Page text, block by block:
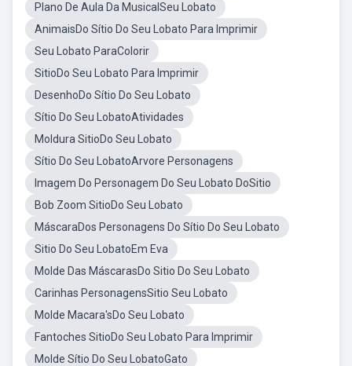
Plano De Aula Da MusicalSeu Lobato
AnimaisDo Sítio Do Seu Lobato Para Imprimir
Seu Lobato ParaColorir
SitioDo Seu Lobato Para Imprimir
DesenhoDo Sítio Do Seu Lobato
Sítio Do Seu LobatoAtividades
Moldura SitioDo Seu Lobato
Sítio Do Seu LobatoArvore Personagens
Imagem Do Personagem Do Seu Lobato DoSitio
Bob Zoom SitioDo Seu Lobato
MáscaraDos Personagens Do Sítio Do Seu Lobato
Sitio Do Seu LobatoEm Eva
Molde Das MáscarasDo Sitio Do Seu Lobato
Carinhas PersonagensSitio Seu Lobato
Molde Macara'sDo Seu Lobato
Fantoches SitioDo Seu Lobato Para Imprimir
Molde Sítio Do Seu LobatoGato